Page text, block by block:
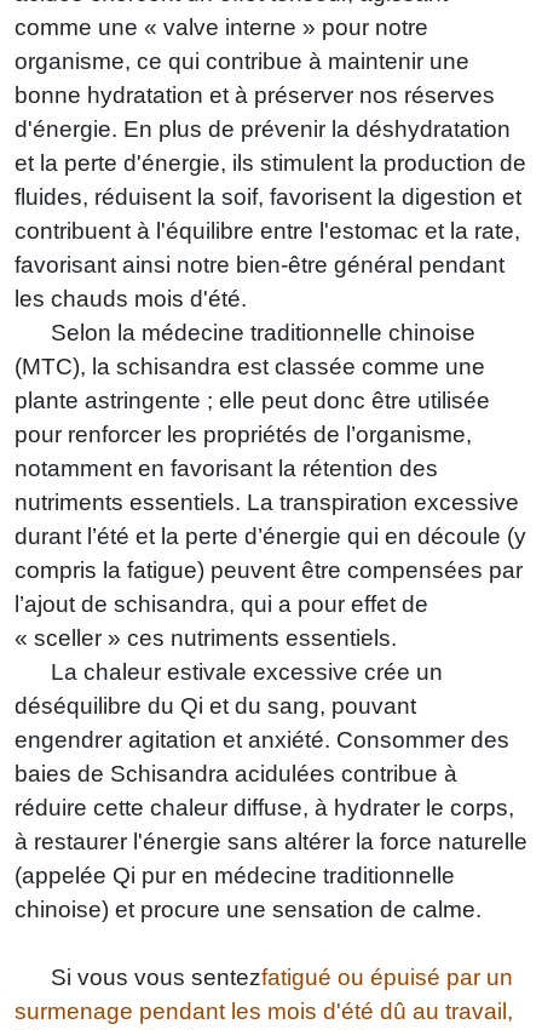
comme une « valve interne » pour notre
organisme, ce qui contribue à maintenir une
bonne hydratation et à préserver nos réserves
d'énergie. En plus de prévenir la déshydratation
et la perte d'énergie, ils stimulent la production de
fluides, réduisent la soif, favorisent la digestion et
contribuent à l'équilibre entre l'estomac et la rate,
favorisant ainsi notre bien-être général pendant
les chauds mois d'été.
Selon la médecine traditionnelle chinoise
(MTC), la schisandra est classée comme une
plante astringente ; elle peut donc être utilisée
pour renforcer les propriétés de l’organisme,
notamment en favorisant la rétention des
nutriments essentiels. La transpiration excessive
durant l’été et la perte d’énergie qui en découle (y
compris la fatigue) peuvent être compensées par
l’ajout de schisandra, qui a pour effet de
« sceller » ces nutriments essentiels.
La chaleur estivale excessive crée un
déséquilibre du Qi et du sang, pouvant
engendrer agitation et anxiété. Consommer des
baies de Schisandra acidulées contribue à
réduire cette chaleur diffuse, à hydrater le corps,
à restaurer l'énergie sans altérer la force naturelle
(appelée Qi pur en médecine traditionnelle
chinoise) et procure une sensation de calme.
Si vous vous sentezfatigué ou épuisé par un
surmenage pendant les mois d'été dû au travail,